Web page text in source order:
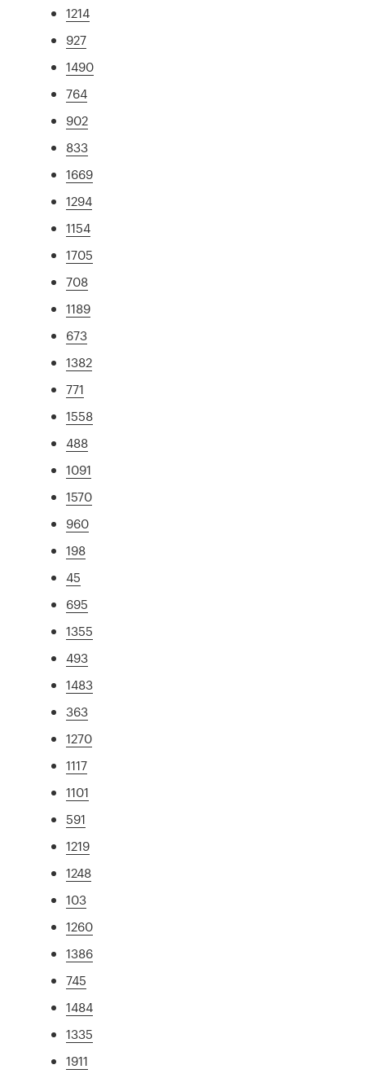
1214
927
1490
764
902
833
1669
1294
1154
1705
708
1189
673
1382
771
1558
488
1091
1570
960
198
45
695
1355
493
1483
363
1270
1117
1101
591
1219
1248
103
1260
1386
745
1484
1335
1911